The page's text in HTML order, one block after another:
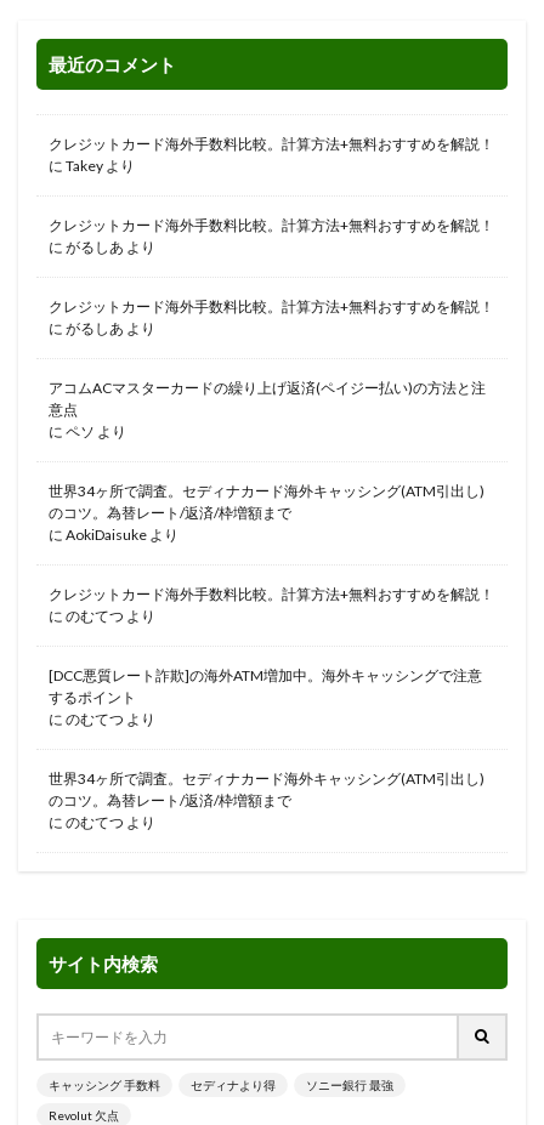
最近のコメント
クレジットカード海外手数料比較。計算方法+無料おすすめを解説！
に Takey より
クレジットカード海外手数料比較。計算方法+無料おすすめを解説！
に がるしあ より
クレジットカード海外手数料比較。計算方法+無料おすすめを解説！
に がるしあ より
アコムACマスターカードの繰り上げ返済(ペイジー払い)の方法と注
意点
に ペソ より
世界34ヶ所で調査。セディナカード海外キャッシング(ATM引出し)
のコツ。為替レート/返済/枠増額まで
に AokiDaisuke より
クレジットカード海外手数料比較。計算方法+無料おすすめを解説！
に のむてつ より
[DCC悪質レート詐欺]の海外ATM増加中。海外キャッシングで注意
するポイント
に のむてつ より
世界34ヶ所で調査。セディナカード海外キャッシング(ATM引出し)
のコツ。為替レート/返済/枠増額まで
に のむてつ より
サイト内検索
キャッシング 手数料 セディナより得 ソニー銀行 最強
Revolut 欠点